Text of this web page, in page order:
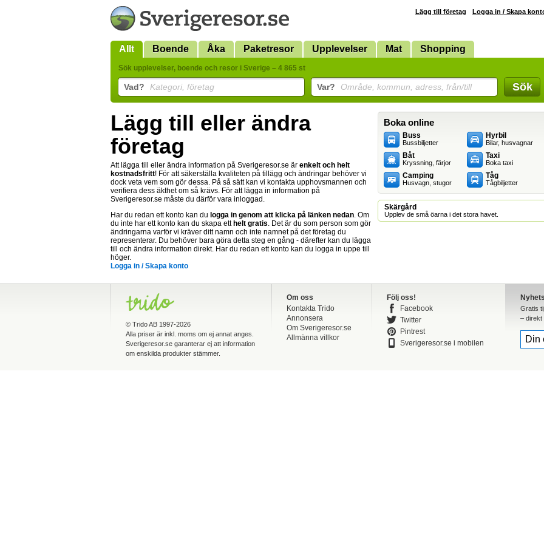
Lägg till företag Logga in / Skapa
Allt Boende Åka Paketresor Upplevelser Mat Shopping
Sök upplevelser, boende och resor i Sverige – 4 865 st
Vad? Kategori, företag Var? Område, kommun, adress, från/till Sök
Lägg till eller ändra
företag
Att lägga till eller ändra information på Sverigeresor.se är enkelt och helt
kostnadsfritt! För att säkerställa kvaliteten på tillägg och ändringar behöver vi
dock veta vem som gör dessa. På så sätt kan vi kontakta upphovsmannen och
verifiera dess äkthet om så krävs. För att lägga in information på
Sverigeresor.se måste du därför vara inloggad.
Har du redan ett konto kan du logga in genom att klicka på länken nedan. Om
du inte har ett konto kan du skapa ett helt gratis. Det är du som person som gör
ändringarna varför vi kräver ditt namn och inte namnet på det företag du
representerar. Du behöver bara göra detta steg en gång - därefter kan du lägga
till och ändra information direkt. Har du redan ett konto kan du logga in uppe till
höger.
Logga in / Skapa konto
Boka online
Buss
Bussbiljetter
Båt
Kryssning, färjor
Camping
Husvagn, stugor
Hyrbil
Bilar, husvagnar
Taxi
Boka taxi
Tåg
Tågbiljetter
Skärgård
Upplev de små öarna i det stora havet.
© Trido AB 1997-2026
Alla priser är inkl. moms om ej annat anges.
Sverigeresor.se garanterar ej att information
om enskilda produkter stämmer.
Om oss
Kontakta Trido
Annonsera
Om Sverigeresor.se
Allmänna villkor
Följ oss!
Facebook
Twitter
Pintrest
Sverigeresor.se i mobilen
Gratis
– direkt